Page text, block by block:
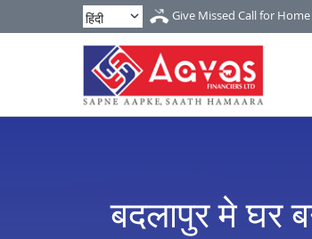
Give Missed Call for
बदलापुर मे घर